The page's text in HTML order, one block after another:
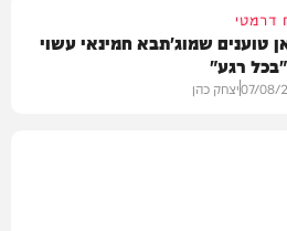
דרמטי
טוענים שמוג'תבא חמינאי עשוי
רגע"
07/08/יצחק כהן